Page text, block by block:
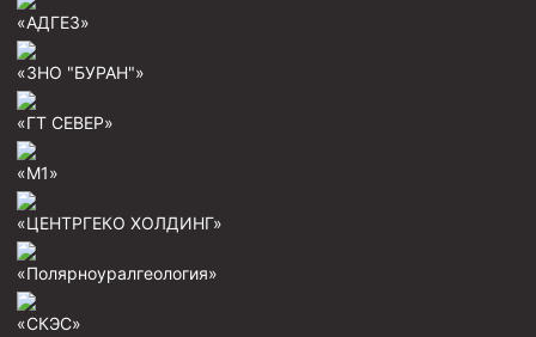
Скреперы механические
Штанголовки
Шламометаллоуловитель ШМУ
Обурочный комплекс ОК
заводным зубом
Магнитные ловители
«АДГЕЗ»
«ЗНО "БУРАН"»
«ГТ СЕВЕР»
«М1»
«ЦЕНТРГЕКО ХОЛДИНГ»
«Полярноуралгеология»
«СКЭС»